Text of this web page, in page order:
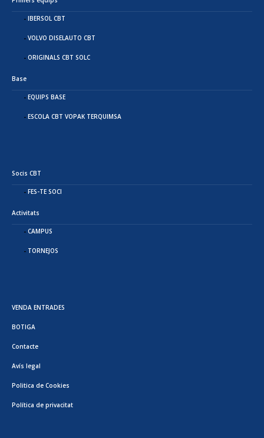
IBERSOL CBT
VOLVO DISELAUTO CBT
ORIGINALS CBT SOLC
Base
EQUIPS BASE
ESCOLA CBT VOPAK TERQUIMSA
Socis CBT
FES-TE SOCI
Activitats
CAMPUS
TORNEJOS
VENDA ENTRADES
BOTIGA
Contacte
Avís legal
Politica de Cookies
Política de privacitat